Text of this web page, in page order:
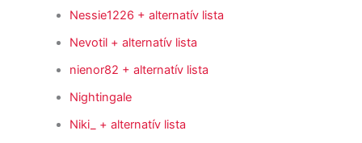
Nessie1226 + alternatív lista
Nevotil + alternatív lista
nienor82 + alternatív lista
Nightingale
Niki_ + alternatív lista